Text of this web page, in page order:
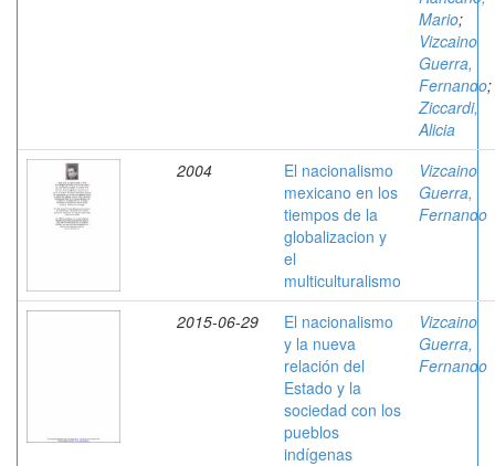
Mario;
Vizcaino
Guerra,
Fernando;
Ziccardi,
Alicia
2004
El nacionalismo
mexicano en los
tiempos de la
globalizacion y
el
multiculturalismo
Vizcaino
Guerra,
Fernando
2015-06-29
El nacionalismo
y la nueva
relación del
Estado y la
sociedad con los
pueblos
indígenas
Vizcaino
Guerra,
Fernando